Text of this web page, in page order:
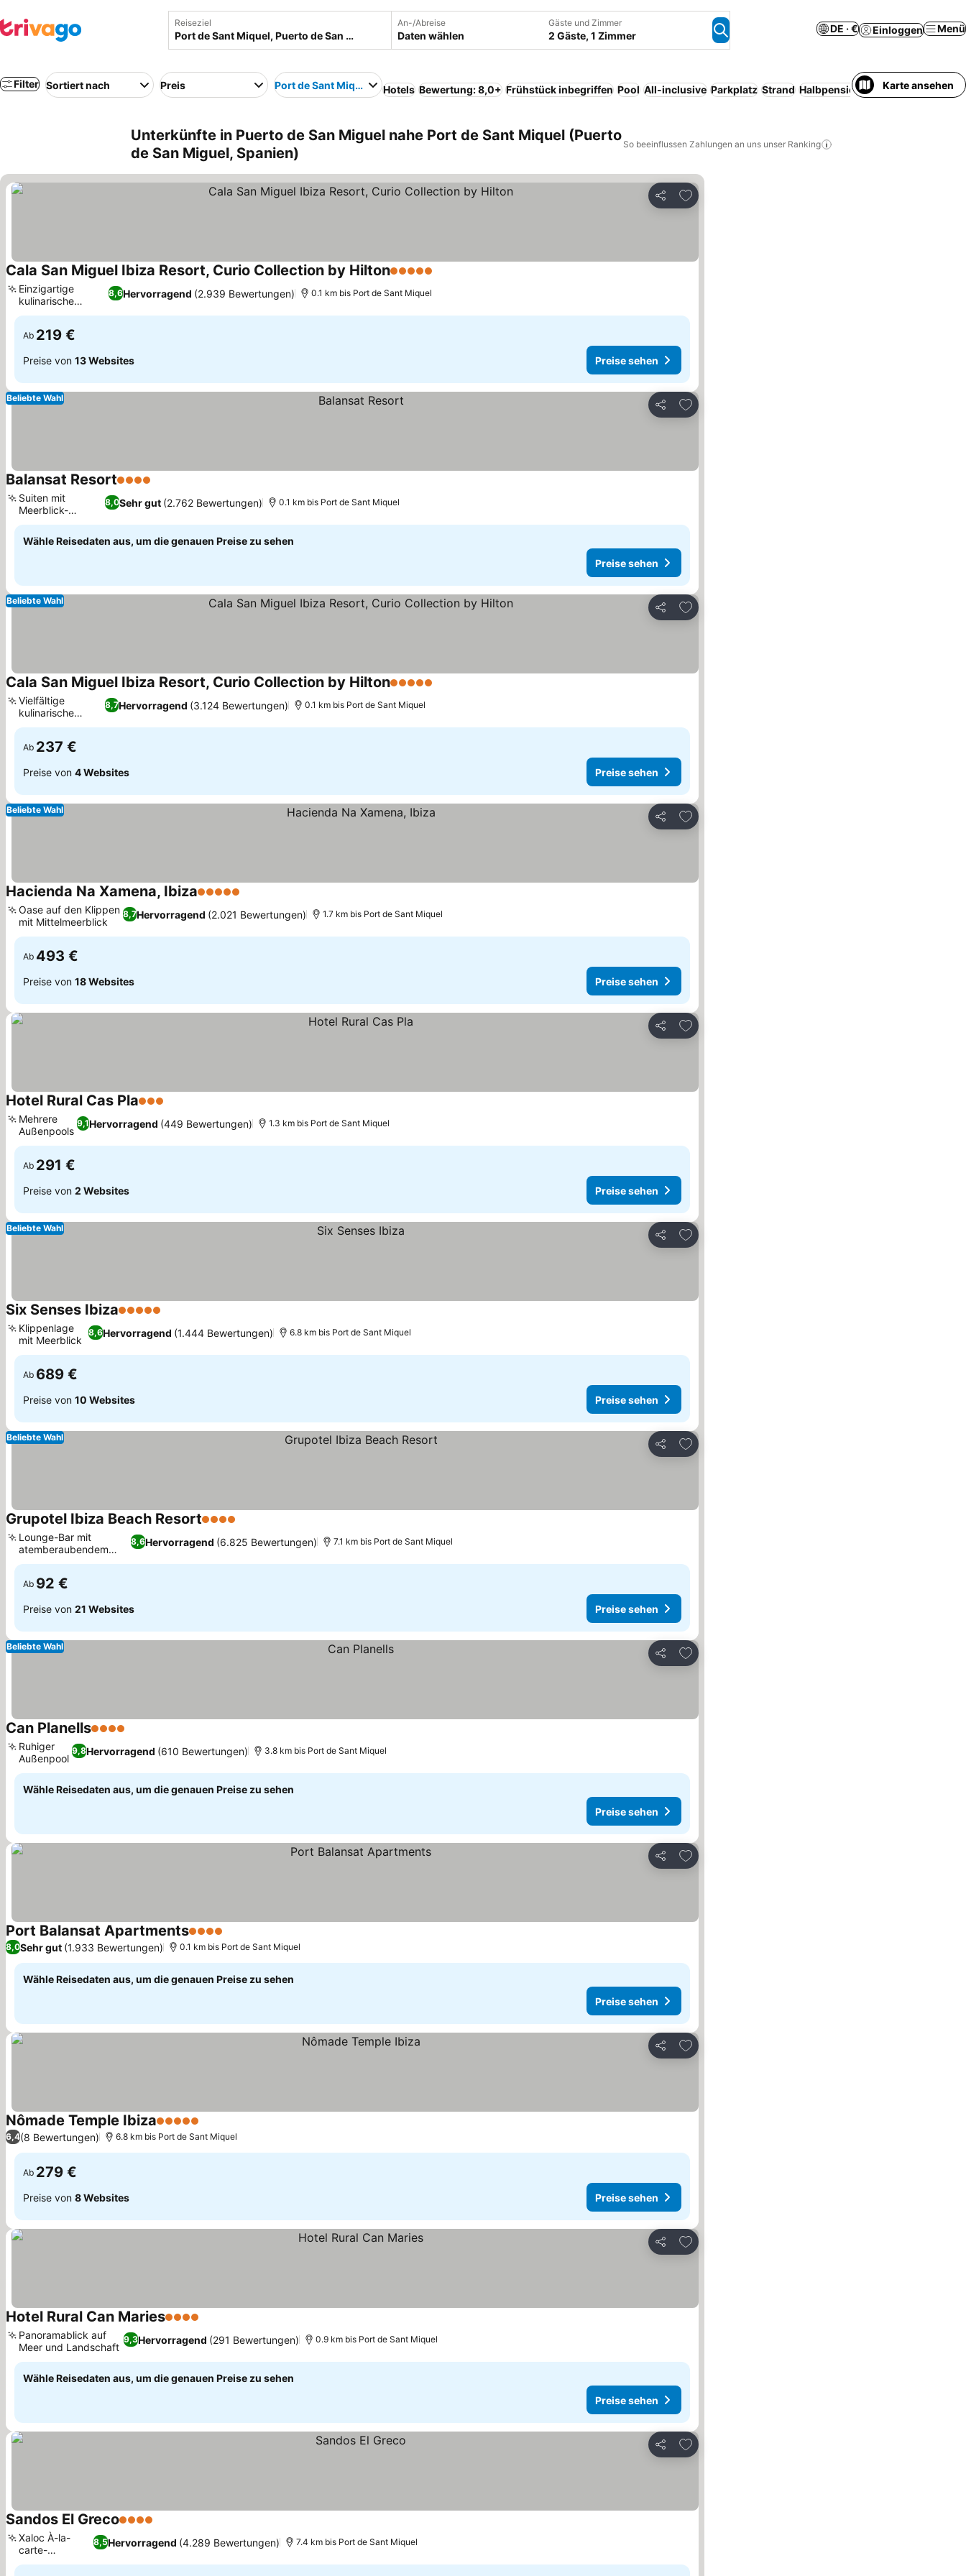
Reiseziel An-/Abreise
Daten wählen
Gäste und Zimmer
2 Gäste, 1 Zimmer
DE · € Einloggen Menü
Filter Sortiert nach Preis Port de Sant Miquel Hotels Bewertung: 8,0+ Frühstück inbegriffen Pool All-inclusive Parkplatz Strand Halbpension Serviced apartment
Karte ansehen
Unterkünfte in Puerto de San Miguel nahe Port de Sant Miquel (Puerto
de San Miguel, Spanien)
So beeinflussen Zahlungen an uns unser Ranking
Teilen
Zu Favoriten hinzufügen
Cala San Miguel Ibiza Resort, Curio Collection by Hilton5 Sterne
8,6Hervorragend (2.939 Bewertungen)
Einzigartige
kulinarische
Erlebnisse
0.1 km bis Port de Sant Miquel
Ab 219 €
Preise von 13 Websites Preise sehen
Teilen
Zu Favoriten hinzufügen
Beliebte Wahl
Balansat Resort4 Sterne
8,0Sehr gut (2.762 Bewertungen)
Suiten mit
Meerblick-
Terrassen
0.1 km bis Port de Sant Miquel
Wähle Reisedaten aus, um die genauen Preise zu sehen
Preise sehen
Teilen
Zu Favoriten hinzufügen
Beliebte Wahl
Cala San Miguel Ibiza Resort, Curio Collection by Hilton5 Sterne
8,7Hervorragend (3.124 Bewertungen)
Vielfältige
kulinarische
Erlebnisse
0.1 km bis Port de Sant Miquel
Ab 237 €
Preise von 4 Websites Preise sehen
Teilen
Zu Favoriten hinzufügen
Beliebte Wahl
Hacienda Na Xamena, Ibiza5 Sterne
8,7Hervorragend (2.021 Bewertungen)
Oase auf den Klippen
mit Mittelmeerblick
1.7 km bis Port de Sant Miquel
Ab 493 €
Preise von 18 Websites Preise sehen
Teilen
Zu Favoriten hinzufügen
Hotel Rural Cas Pla3 Sterne
9,1Hervorragend (449 Bewertungen)
Mehrere
Außenpools
1.3 km bis Port de Sant Miquel
Ab 291 €
Preise von 2 Websites Preise sehen
Teilen
Zu Favoriten hinzufügen
Beliebte Wahl
Six Senses Ibiza5 Sterne
8,6Hervorragend (1.444 Bewertungen)
Klippenlage
mit Meerblick
6.8 km bis Port de Sant Miquel
Ab 689 €
Preise von 10 Websites Preise sehen
Teilen
Zu Favoriten hinzufügen
Beliebte Wahl
Grupotel Ibiza Beach Resort4 Sterne
8,6Hervorragend (6.825 Bewertungen)
Lounge-Bar mit
atemberaubendem
Meerblick
7.1 km bis Port de Sant Miquel
Ab 92 €
Preise von 21 Websites Preise sehen
Teilen
Zu Favoriten hinzufügen
Beliebte Wahl
Can Planells4 Sterne
9,8Hervorragend (610 Bewertungen)
Ruhiger
Außenpool
3.8 km bis Port de Sant Miquel
Wähle Reisedaten aus, um die genauen Preise zu sehen
Preise sehen
Teilen
Zu Favoriten hinzufügen
Port Balansat Apartments4 Sterne
8,0Sehr gut (1.933 Bewertungen) 0.1 km bis Port de Sant Miquel
Wähle Reisedaten aus, um die genauen Preise zu sehen
Preise sehen
Teilen
Zu Favoriten hinzufügen
Nômade Temple Ibiza5 Sterne
6,4(8 Bewertungen) 6.8 km bis Port de Sant Miquel
Ab 279 €
Preise von 8 Websites Preise sehen
Teilen
Zu Favoriten hinzufügen
Hotel Rural Can Maries4 Sterne
9,3Hervorragend (291 Bewertungen)
Panoramablick auf
Meer und Landschaft
0.9 km bis Port de Sant Miquel
Wähle Reisedaten aus, um die genauen Preise zu sehen
Preise sehen
Teilen
Zu Favoriten hinzufügen
Sandos El Greco4 Sterne
8,5Hervorragend (4.289 Bewertungen)
Xaloc À-la-
carte-
Restaurant
7.4 km bis Port de Sant Miquel